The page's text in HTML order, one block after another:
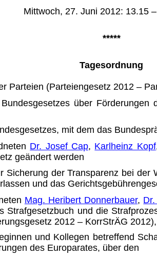
Mittwoch, 27. Juni 2012: 13.15
*****
Tagesordnung
Parteien (Parteienge­setz 2012 –
über
mit dem das
Dr. Josef Cap, Karlheinz Kopf
geändert werden
der Transparenz bei
und das
Mag. Heribert Donner­bauer,
und die
2012 – KorrStrÄG
und Kollegen betref­fend
des Europarates, über den